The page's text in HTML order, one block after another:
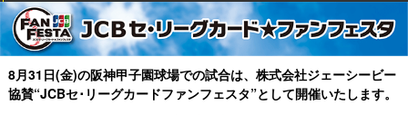
8月31日(金)の阪神甲子園球場での試合は、株式会社ジェーシービー
協賛“JCBセ･リーグカードファンフェスタ”として開催いたします。